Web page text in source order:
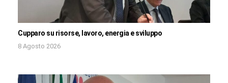
Cupparo su risorse, lavoro, energia e sviluppo
8 Agosto 2026